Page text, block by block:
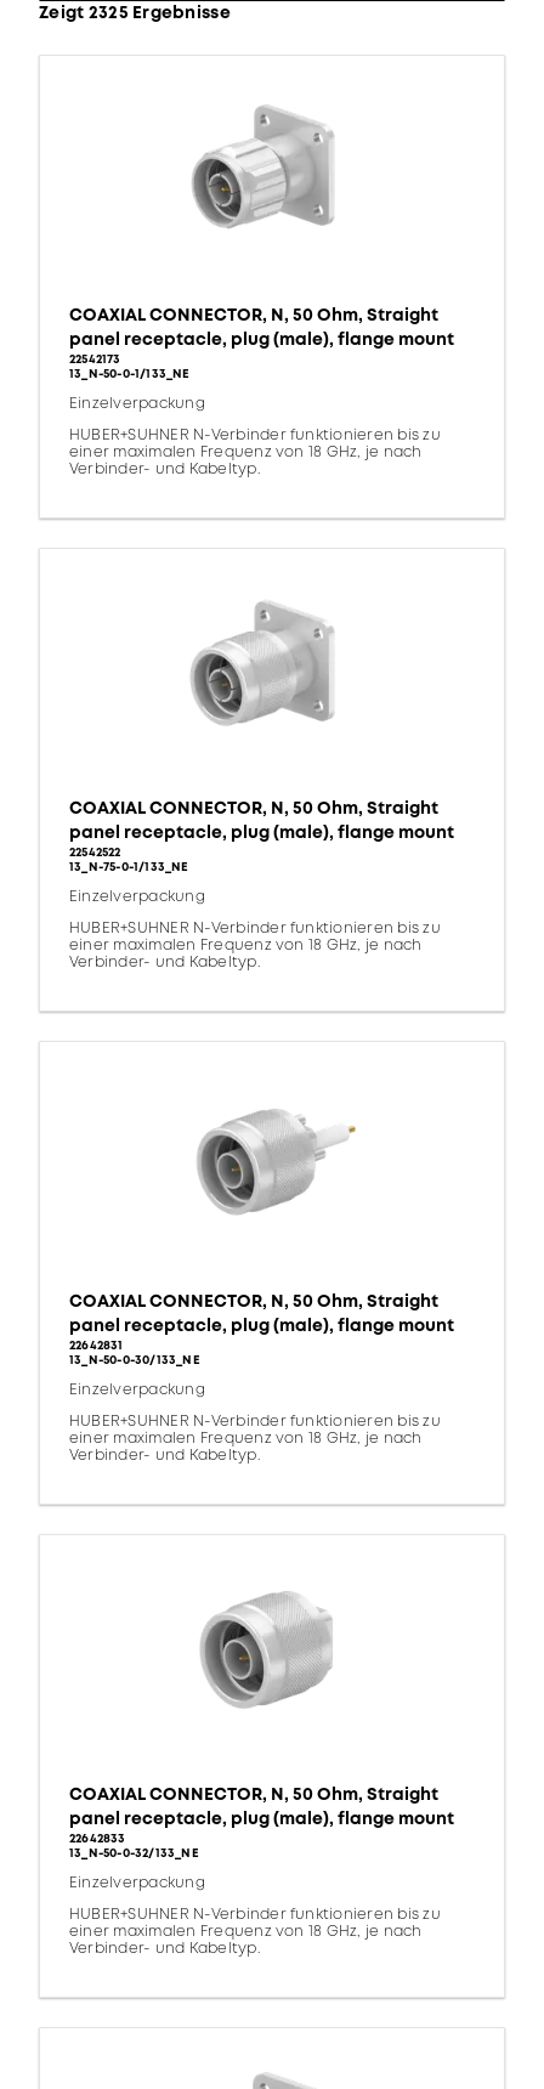
Zeigt 2325 Ergebnisse
COAXIAL CONNECTOR, N, 50 Ohm, Straight
panel receptacle, plug (male), flange mount
22542173
13_N-50-0-1/133_NE
Einzelverpackung
HUBER+SUHNER N-Verbinder funktionieren bis zu
einer maximalen Frequenz von 18 GHz, je nach
Verbinder- und Kabeltyp.
COAXIAL CONNECTOR, N, 50 Ohm, Straight
panel receptacle, plug (male), flange mount
22542522
13_N-75-0-1/133_NE
Einzelverpackung
HUBER+SUHNER N-Verbinder funktionieren bis zu
einer maximalen Frequenz von 18 GHz, je nach
Verbinder- und Kabeltyp.
COAXIAL CONNECTOR, N, 50 Ohm, Straight
panel receptacle, plug (male), flange mount
22642831
13_N-50-0-30/133_NE
Einzelverpackung
HUBER+SUHNER N-Verbinder funktionieren bis zu
einer maximalen Frequenz von 18 GHz, je nach
Verbinder- und Kabeltyp.
COAXIAL CONNECTOR, N, 50 Ohm, Straight
panel receptacle, plug (male), flange mount
22642833
13_N-50-0-32/133_NE
Einzelverpackung
HUBER+SUHNER N-Verbinder funktionieren bis zu
einer maximalen Frequenz von 18 GHz, je nach
Verbinder- und Kabeltyp.